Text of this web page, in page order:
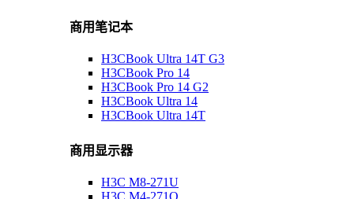
商用笔记本
H3CBook Ultra 14T G3
H3CBook Pro 14
H3CBook Pro 14 G2
H3CBook Ultra 14
H3CBook Ultra 14T
商用显示器
H3C M8-271U
H3C M4-271Q